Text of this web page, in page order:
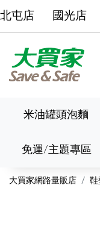
北屯店 國光店
米油罐頭泡麵
免運/主題專區
大買家網路量販店 鞋